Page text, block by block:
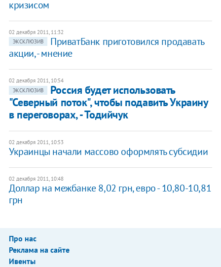
кризисом
02 декабря 2011, 11:32
ЭКСКЛЮЗИВ
ПриватБанк приготовился продавать
акции, - мнение
02 декабря 2011, 10:54
ЭКСКЛЮЗИВ
Россия будет использовать
"Северный поток", чтобы подавить Украину
в переговорах, - Тодийчук
02 декабря 2011, 10:53
Украинцы начали массово оформлять субсидии
02 декабря 2011, 10:48
Доллар на межбанке 8,02 грн, евро - 10,80-10,81
грн
Про нас
Реклама на сайте
Ивенты